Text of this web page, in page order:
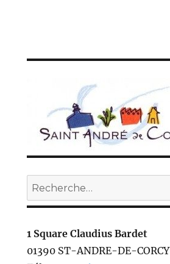
Recherche
pour :
1 Square Claudius Bardet
01390 ST-ANDRE-DE-CORCY